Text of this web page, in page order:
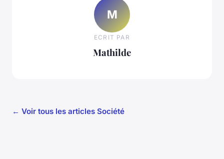
M
ECRIT PAR
Mathilde
← Voir tous les articles Société